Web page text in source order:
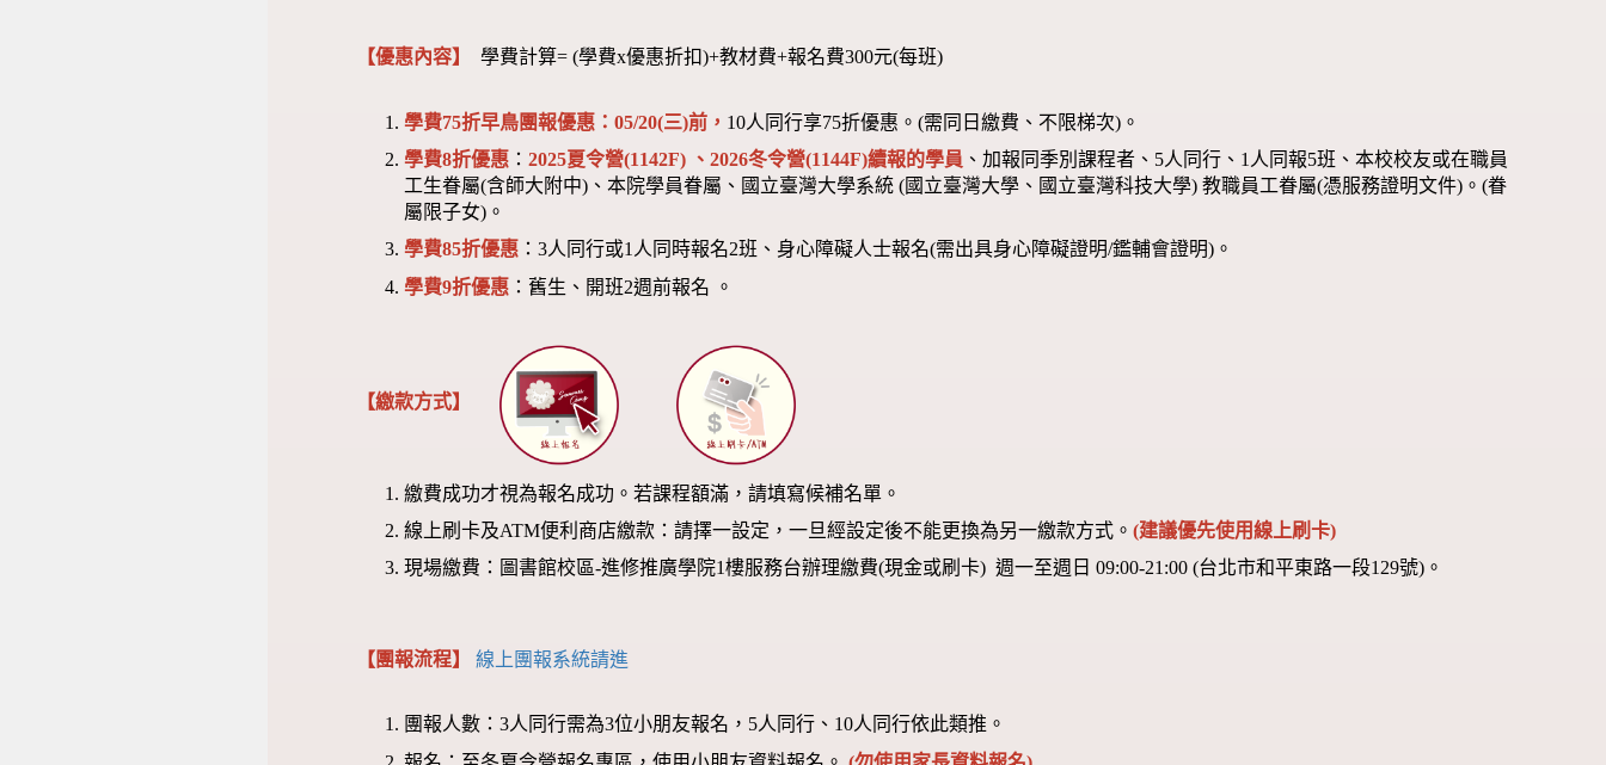
【優惠內容】 學費計算= (學費x優惠折扣)+教材費+報名費300元(每班)
學費75折早鳥團報優惠：05/20(三)前， 10人同行享75折優惠。(需同日繳費、不限梯次)。
學費8折優惠 ：2025夏令營(1142F) 、2026冬令營(1144F)續報的學員 、加報同季別課程者、5人同行、1人同報5班、本校校友或在職員
工生眷屬(含師大附中)、本院學員眷屬、國立臺灣大學系統 (國立臺灣大學、國立臺灣科技大學) 教職員工眷屬(憑服務證明文件)。(眷
屬限子女)。
學費85折優惠 ：3人同行或1人同時報名2班、身心障礙人士報名(需出具身心障礙證明/鑑輔會證明)。
學費9折優惠 ：舊生、開班2週前報名 。
【繳款方式】
繳費成功才視為報名成功。若課程額滿，請填寫候補名單。
線上刷卡及ATM便利商店繳款：請擇一設定，一旦經設定後不能更換為另一繳款方式。(建議優先使用線上刷卡)
現場繳費：圖書館校區-進修推廣學院1樓服務台辦理繳費(現金或刷卡) 週一至週日 09:00-21:00 (台北市和平東路一段129號)。
【團報流程】線上團報系統請進
團報人數：3人同行需為3位小朋友報名，5人同行、10人同行依此類推。